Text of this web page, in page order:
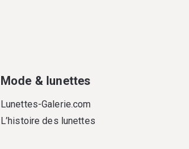
Mode & lunettes
Lunettes-Galerie.com
L’histoire des lunettes